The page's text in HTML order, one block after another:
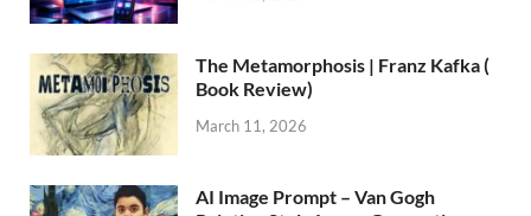
The Metamorphosis | Franz Kafka (
Book Review)
March 11, 2026
AI Image Prompt – Van Gogh